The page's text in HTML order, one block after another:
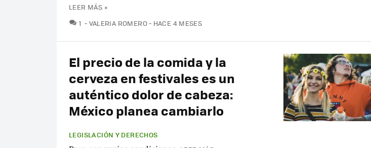
LEER MÁS »
1 COMENTARIOS
VALERIA ROMERO HACE 4 MESES
El precio de la comida y la
cerveza en festivales es un
auténtico dolor de cabeza:
México planea cambiarlo
LEGISLACIÓN Y DERECHOS